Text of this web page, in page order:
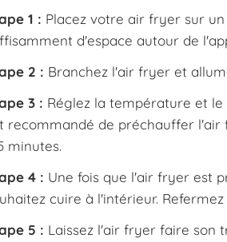
1 : Placez votre air fryer sur
d'espace autour de
2 : Branchez l'air fryer et
3 : Réglez la température et le
recommandé de préchauffer
minutes.
4 : Une fois que l'air fryer est
cuire à l'intérieur.
5 : Laissez l'air fryer faire son